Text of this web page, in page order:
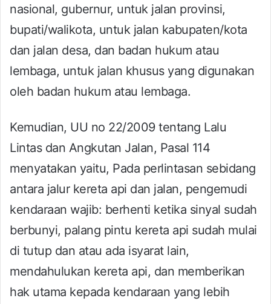
nasional, gubernur, untuk jalan provinsi,
bupati/walikota, untuk jalan kabupaten/kota
dan jalan desa, dan badan hukum atau
lembaga, untuk jalan khusus yang digunakan
oleh badan hukum atau lembaga.
Kemudian, UU no 22/2009 tentang Lalu
Lintas dan Angkutan Jalan, Pasal 114
menyatakan yaitu, Pada perlintasan sebidang
antara jalur kereta api dan jalan, pengemudi
kendaraan wajib: berhenti ketika sinyal sudah
berbunyi, palang pintu kereta api sudah mulai
di tutup dan atau ada isyarat lain,
mendahulukan kereta api, dan memberikan
hak utama kepada kendaraan yang lebih